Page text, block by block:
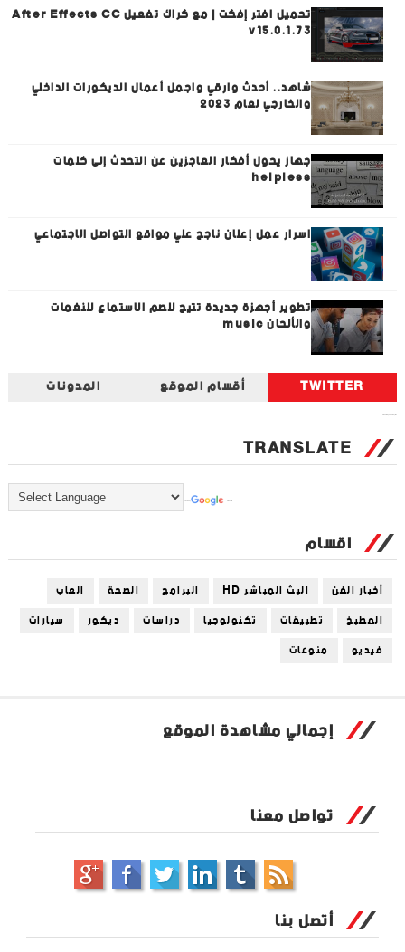
تحميل افتر إفكت | مع كراك تفعيل After Effects CC
v15.0.1.73
شاهد.. أحدث وارقي واجمل أعمال الديكورات الداخلي
والخارجي لعام 2023
جهاز يحول أفكار العاجزين عن التحدث إلى كلمات
helpless
اسرار عمل إعلان ناجح علي مواقع التواصل الاجتماعي
تطوير أجهزة جديدة تتيح للصم الاستماع للنغمات
والألحان music
TWITTER أقسام الموقع المدونات
TRANSLATE
اقسام
أخبار الفن البث المباشر HD البرامج الصحة
العاب
المطبخ
تطبيقات تكنولوجيا دراسات ديكور
سيارات
فيديو
منوعات
إجمالي مشاهدة الموقع
تواصل معنا
أتصل بنا